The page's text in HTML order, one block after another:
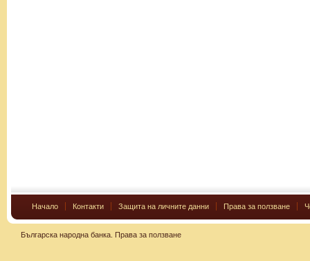
Начало Контакти Защита на личните данни Права за ползване
Българска народна банка. Права за ползване